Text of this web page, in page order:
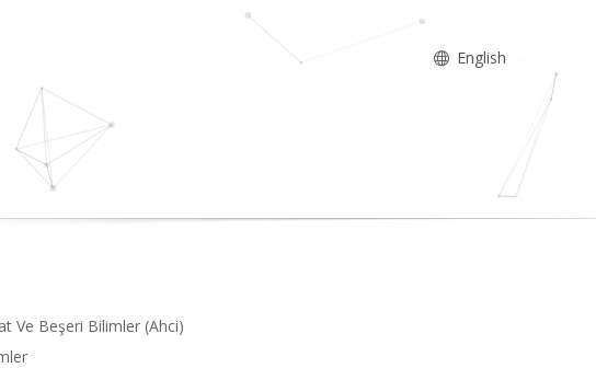
English
Ve Beşeri Bilimler (Ahci)